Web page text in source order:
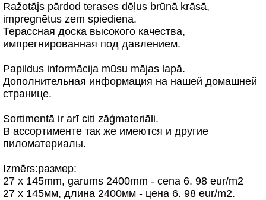
Ražotājs pārdod terases dēļus brūnā krāsā,
impregnētus zem spiediena.
Терассная доска высокого качества,
импрегнированная под давлением.
Papildus informācija mūsu mājas lapā.
Дополнительная информация на нашей домашней
странице.
Sortimentā ir arī citi zāģmateriāli.
В ассортименте так же имеются и другие
пиломатериалы.
Izmērs:размер:
27 x 145mm, garums 2400mm - cena 6. 98 eur/m2
27 x 145мм, длина 2400мм - цена 6. 98 eur/m2.